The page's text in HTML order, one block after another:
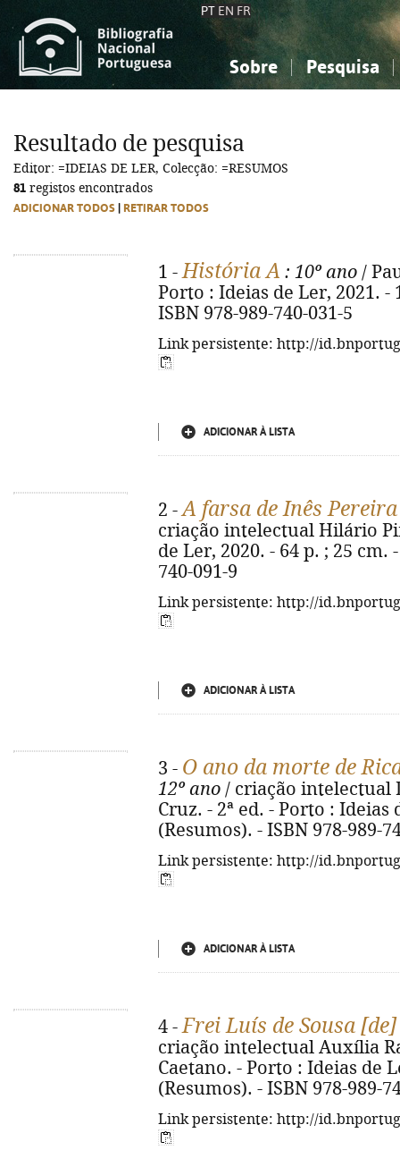
PT EN FR
Sobre Pesquisa
Ciências sociais...
Ciências sociais...
Resultado de pesquisa
Editor: =IDEIAS DE LER, Colecção: =RESUMOS
81 registos encontrados
ADICIONAR TODOS RETIRAR TODOS
1 -História A : 10º ano /
Porto : Ideias de Ler, 2021. -
ISBN 978-989-740-031-5
Link persistente: http://
ADICIONAR À LISTA
2 -A farsa de Inês
criação intelectual Hilário
de Ler, 2020. - 64 p. ; 25 cm.
740-091-9
Link persistente: http://
ADICIONAR À LISTA
3 - O ano da morte de
12º ano / criação intelectual
Cruz. - 2ª ed. - Porto : Ideias
(Resumos). - ISBN 978-989-
Link persistente: http://
ADICIONAR À LISTA
4 -Frei Luís de Sousa
criação intelectual Auxília
Caetano. - Porto : Ideias de
(Resumos). - ISBN 978-989-
Link persistente: http://